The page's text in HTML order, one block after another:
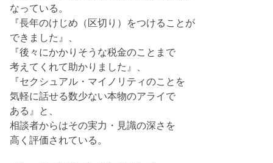
なっている。
『長年のけじめ（区切り）をつけることが
できました』、
『後々にかかりそうな税金のことまで
考えてくれて助かりました』、
『セクシュアル・マイノリティのことを
気軽に話せる数少ない本物のアライで
ある』と、
相談者からはその実力・見識の深さを
高く評価されている。